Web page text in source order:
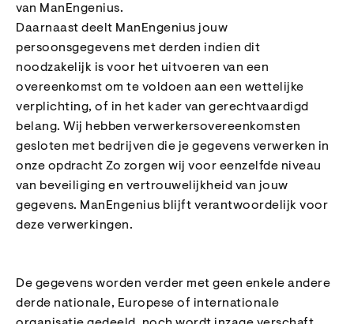
van ManEngenius.
Daarnaast deelt ManEngenius jouw
persoonsgegevens met derden indien dit
noodzakelijk is voor het uitvoeren van een
overeenkomst om te voldoen aan een wettelijke
verplichting, of in het kader van gerechtvaardigd
belang. Wij hebben verwerkersovereenkomsten
gesloten met bedrijven die je gegevens verwerken in
onze opdracht Zo zorgen wij voor eenzelfde niveau
van beveiliging en vertrouwelijkheid van jouw
gegevens. ManEngenius blijft verantwoordelijk voor
deze verwerkingen.
De gegevens worden verder met geen enkele andere
derde nationale, Europese of internationale